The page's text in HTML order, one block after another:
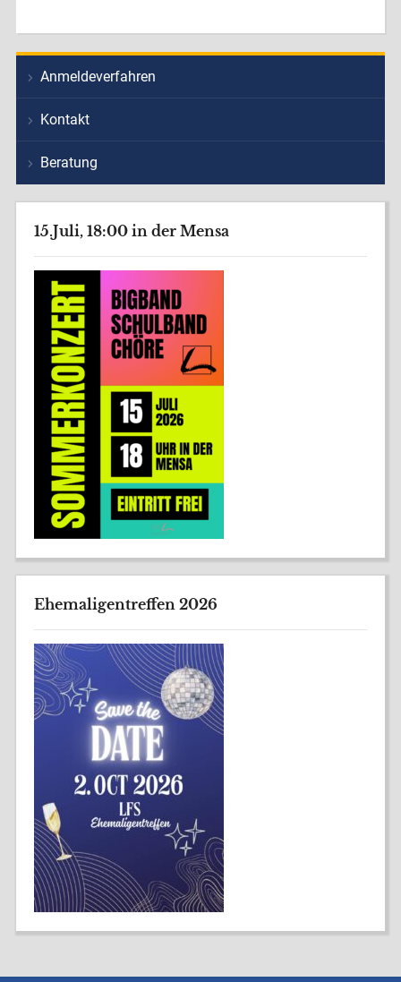
Anmeldeverfahren
Kontakt
Beratung
15.Juli, 18:00 in der Mensa
Ehemaligentreffen 2026